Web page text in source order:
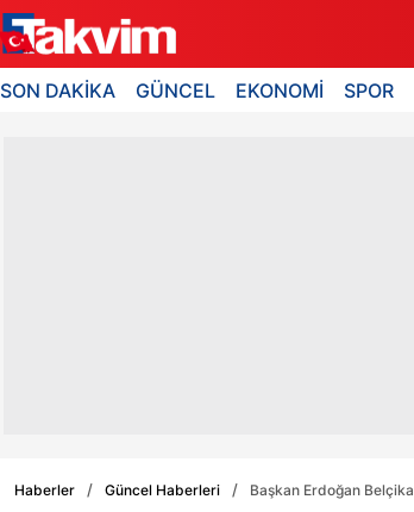
SON DAKİKA GÜNCEL EKONOMİ SPOR
Haberler Güncel Haberleri Başkan Erdoğan